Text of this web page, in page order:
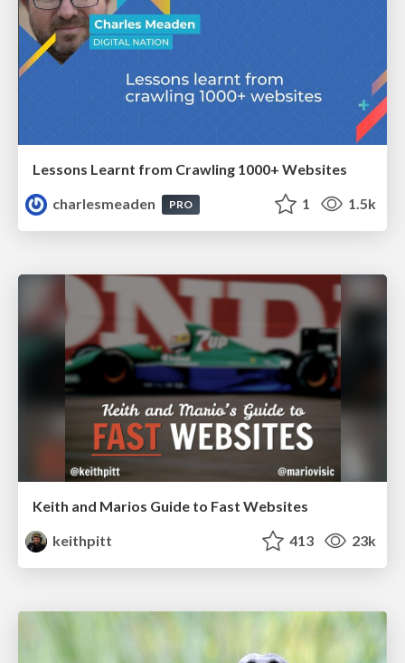
Lessons Learnt from Crawling 1000+ Websites
charlesmeaden
PRO 1 1.5k
Keith and Marios Guide to Fast Websites
keithpitt
413 23k